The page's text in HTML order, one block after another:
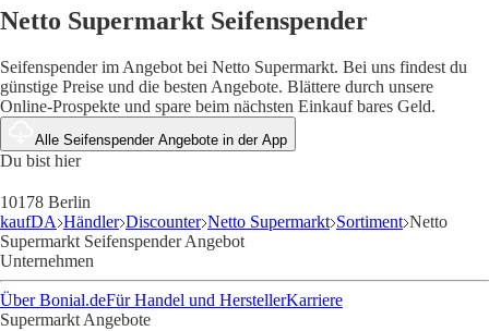
Netto Supermarkt Seifenspender
Seifenspender im Angebot bei Netto Supermarkt. Bei uns findest du
günstige Preise und die besten Angebote. Blättere durch unsere
Online-Prospekte und spare beim nächsten Einkauf bares Geld.
Alle Seifenspender Angebote in der App
Du bist hier
10178 Berlin
kaufDA Händler Discounter Netto Supermarkt Sortiment Netto
Supermarkt Seifenspender Angebot
Unternehmen
Über Bonial.deFür Handel und HerstellerKarriere
Supermarkt Angebote